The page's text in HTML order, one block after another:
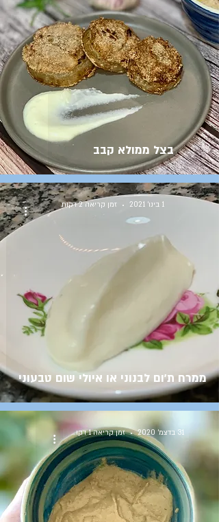
בצל ממולא קבב
ממרח ת'ום לבנוני או איולי שום טבעוני
1 בינו׳ 2021 זמן קריאה 2 דקות
31 בדצמ׳ 2020 זמן קריאה 1 דקות